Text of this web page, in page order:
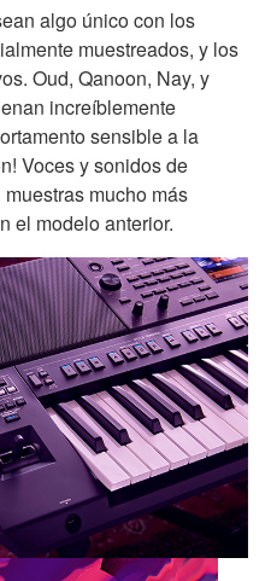
algo único con los
muestreados, y los
Oud, Qanoon, Nay, y
increíblemente
sensible a la
Voces y sonidos de
mucho más
el modelo anterior.